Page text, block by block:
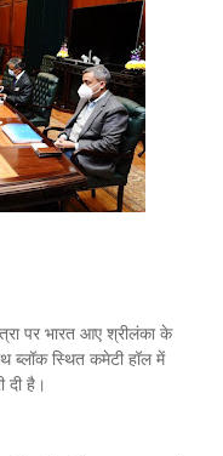
पर भारत आए श्रीलंका के
ब्लॉक स्थित कमेटी हॉल में
दी है।